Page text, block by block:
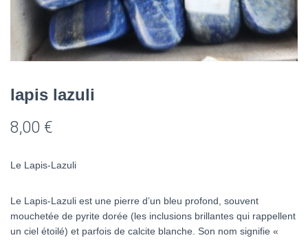
lapis lazuli
8,00 €
Le Lapis-Lazuli
Le Lapis-Lazuli est une pierre d’un bleu profond, souvent
mouchetée de pyrite dorée (les inclusions brillantes qui rappellent
un ciel étoilé) et parfois de calcite blanche. Son nom signifie «